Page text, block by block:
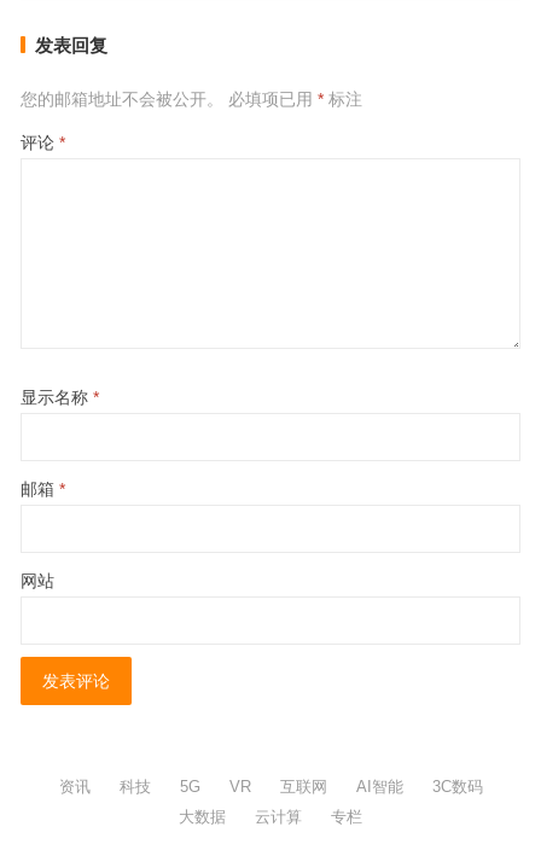
发表回复
您的邮箱地址不会被公开。 必填项已用 *标注
评论 *
显示名称 *
邮箱 *
网站
资讯 科技 5G VR 互联网 AI智能
3C数码
大数据
云计算 专栏